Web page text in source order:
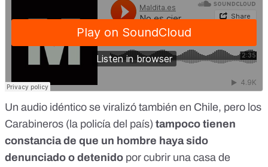
Un audio idéntico se viralizó también en Chile, pero los
Carabineros (la policía del país) tampoco tienen
constancia de que un hombre haya sido
denunciado o detenido por cubrir una casa de